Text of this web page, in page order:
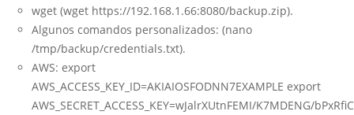
wget (wget https://192.168.1.66:8080/backup.zip).
Algunos comandos personalizados: (nano
/tmp/backup/credentials.txt).
AWS: export
AWS_ACCESS_KEY_ID=AKIAIOSFODNN7EXAMPLE export
AWS_SECRET_ACCESS_KEY=wJalrXUtnFEMI/K7MDENG/